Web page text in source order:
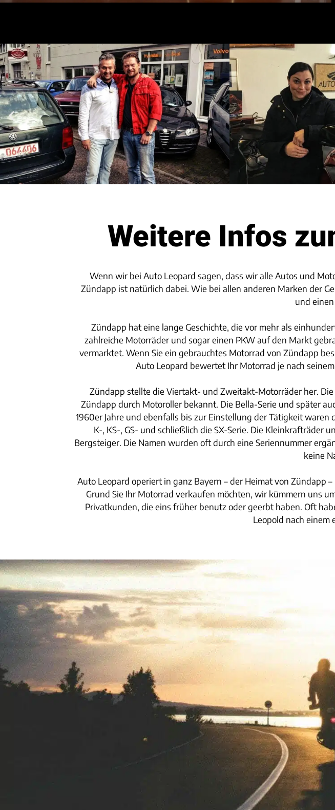
Weitere Infos
Wenn wir bei Auto Leopard sagen, dass wir alle Autos und
Zündapp ist natürlich dabei. Wie bei allen anderen Marken der
und
Zündapp hat eine lange Geschichte, die vor mehr als
zahlreiche Motorräder und sogar einen PKW auf den Markt
vermarktet. Wenn Sie ein gebrauchtes Motorrad von Zündapp
Auto Leopard bewertet Ihr Motorrad je nach
Zündapp stellte die Viertakt- und Zweitakt-Motorräder her.
Zündapp durch Motoroller bekannt. Die Bella-Serie und später
1960er Jahre und ebenfalls bis zur Einstellung der Tätigkeit
K-, KS-, GS- und schließlich die SX-Serie. Die Kleinkrafträder
Bergsteiger. Die Namen wurden oft durch eine Seriennummer
keine
Auto Leopard operiert in ganz Bayern – der Heimat von Zündapp
Grund Sie Ihr Motorrad verkaufen möchten, wir kümmern uns
Privatkunden, die eins früher benutz oder geerbt haben. Oft
Leopold nach einem